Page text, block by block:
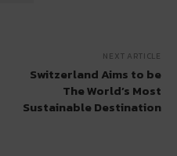
NEXT ARTICLE
Switzerland Aims to be
The World’s Most
Sustainable Destination